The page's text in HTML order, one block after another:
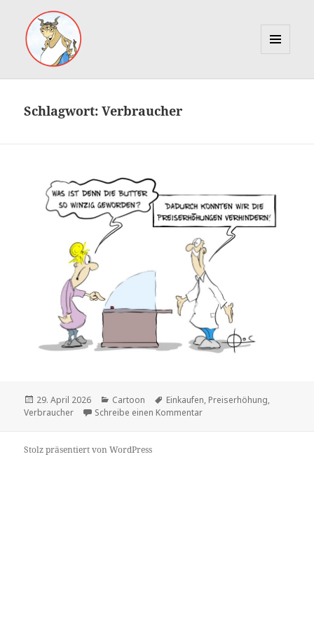
WIDGETS
Schlagwort:Verbraucher
Veröffentlicht
am
29. April 2026 Kategorien
Cartoon Schlagwörter
Einkaufen, Preiserhöhung,
Verbraucher
Schreibe einen Kommentarzu
Stolz präsentiert von WordPress